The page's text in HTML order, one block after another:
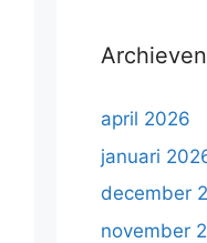
Archieven
april 2026
januari
december
november